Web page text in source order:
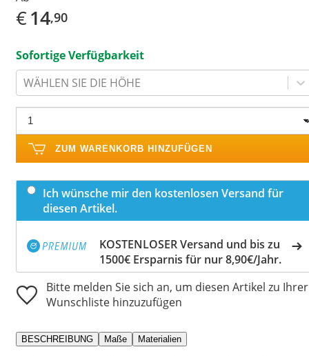
€14,90
Sofortige Verfügbarkeit
WÄHLEN SIE DIE HÖHE
ZUM WARENKORB HINZUFÜGEN
Ich wünsche mir den kostenlosen Versand für
diesen Artikel.
KOSTENLOSER Versand und bis zu
1500€ Ersparnis für nur 8,90€/Jahr.
Bitte melden Sie sich an, um diesen Artikel zu Ihrer
Wunschliste hinzuzufügen
BESCHREIBUNG Maße Materialien